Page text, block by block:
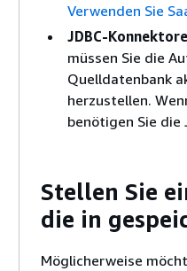
Verwenden Sie
JDBC-
müssen Sie die
Quelldatenbank
herzustellen.
benötigen Sie
Stellen Sie
die in
Möglicherweise